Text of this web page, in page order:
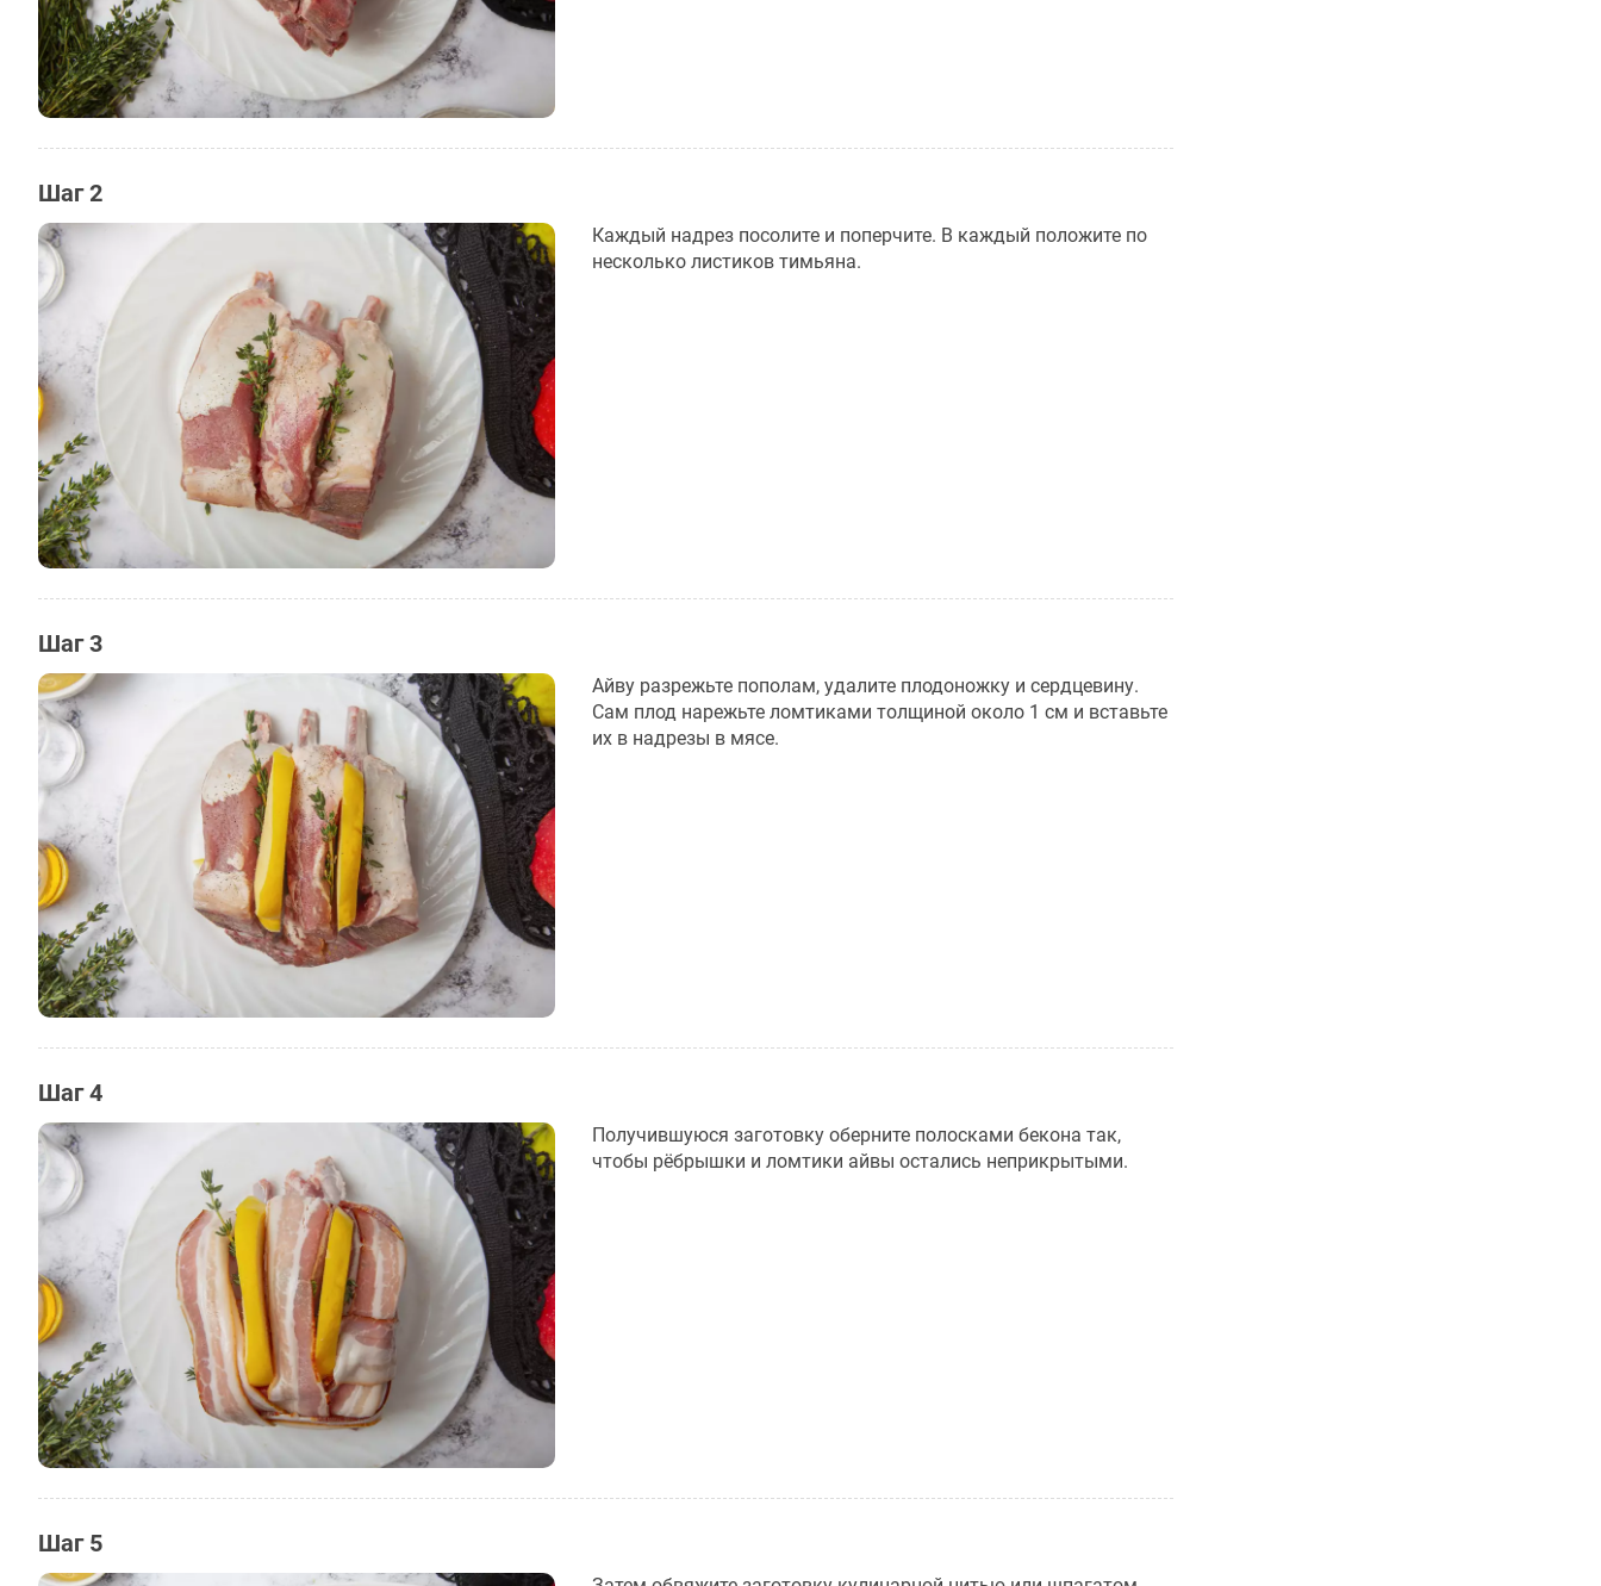
Шаг 2
Каждый надрез посолите и поперчите. В каждый положите по
несколько листиков тимьяна.
Шаг 3
Айву разрежьте пополам, удалите плодоножку и сердцевину.
Сам плод нарежьте ломтиками толщиной около 1 см и вставьте
их в надрезы в мясе.
Шаг 4
Получившуюся заготовку оберните полосками бекона так,
чтобы рёбрышки и ломтики айвы остались неприкрытыми.
Шаг 5